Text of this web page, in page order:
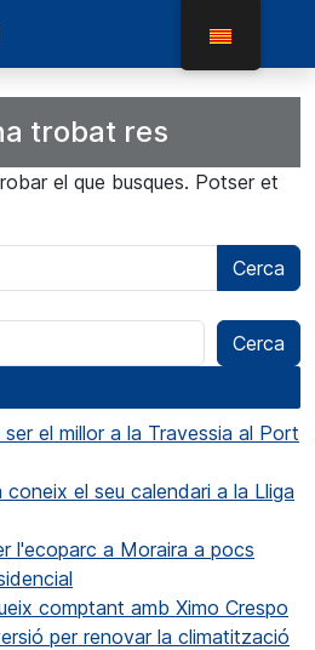
trobat res
el que busques. Potser et
Cerca
el millor a la Travessia al Port
coneix el seu calendari a la Lliga
l'ecoparc a Moraira a pocs
comptant amb Ximo Crespo
per renovar la climatització